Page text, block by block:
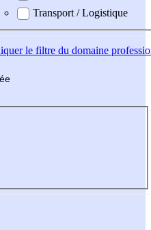
Transport / Logistique
le filtre du domaine